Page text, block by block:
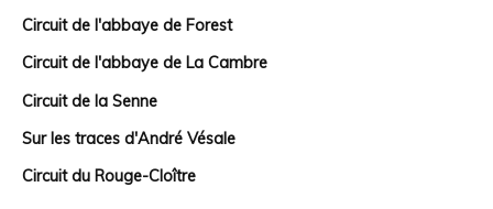
Circuit de l'abbaye de Forest
Circuit de l'abbaye de La Cambre
Circuit de la Senne
Sur les traces d'André Vésale
Circuit du Rouge-Cloître